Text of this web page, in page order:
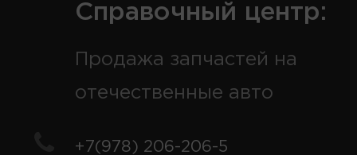
Справочный центр:
Продажа запчастей на
отечественные авто
+7(978) 206-206-5